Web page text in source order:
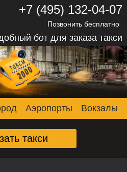
+7 (495) 132-04-07
Позвонить бесплатно
бот для заказа такси
Аэропорты Вокзалы
такси